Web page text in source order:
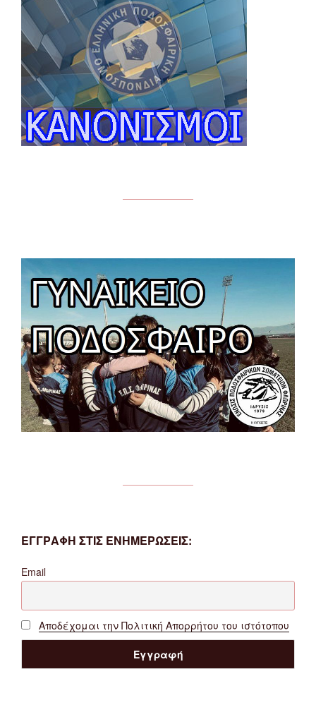
ΕΓΓΡΑΦΗ ΣΤΙΣ ΕΝΗΜΕΡΩΣΕΙΣ:
Email
Αποδέχομαι την Πολιτική Απορρήτου του ιστότοπου